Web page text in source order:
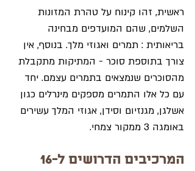
ראשית, זהו קינוח על טהרת המזונות
השלמים, שהם המועדפים מבחינה
בריאותית : תמרים ואגוזי מלך. בנוסף, אין
צורך בתוספת סוכר - המתיקות מתקבלת
מהסוכרים שנמצאים בתמרים עצמם. יחד
עם כל אלו התמרים מספקים מינרלים כגון
אשלגן, מגנזיום וסידן, אגוזי המלך עשירים
באומגה 3 ממקור צמחי.